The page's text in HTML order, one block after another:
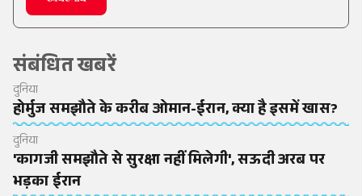
संबंधित खबरें
दुनिया
होर्मुज समझौते के करीब ओमान-ईरान, क्या है इसमें खास?
दुनिया
'कागजी समझौते से सुरक्षा नहीं मिलेगी', सऊदी अरब पर
भड़का ईरान